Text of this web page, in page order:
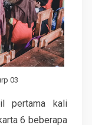
03
pertama kali
6 beberapa